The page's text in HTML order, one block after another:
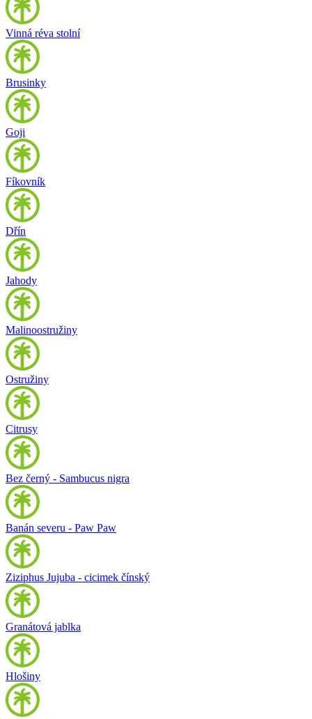
Vinná réva stolní
Brusinky
Goji
Fíkovník
Dřín
Jahody
Malinoostružiny
Ostružiny
Citrusy
Bez černý - Sambucus nigra
Banán severu - Paw Paw
Ziziphus Jujuba - cicimek čínský
Granátová jablka
Hlošiny